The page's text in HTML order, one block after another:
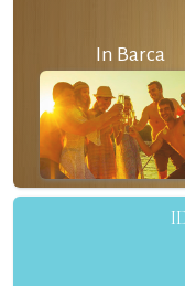
In Barca